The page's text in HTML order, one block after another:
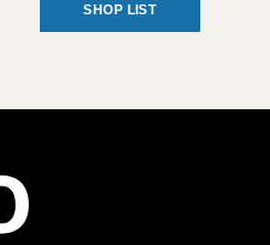
SHOP LIST